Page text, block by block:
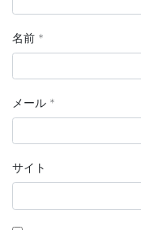
名前 *
メール *
サイト